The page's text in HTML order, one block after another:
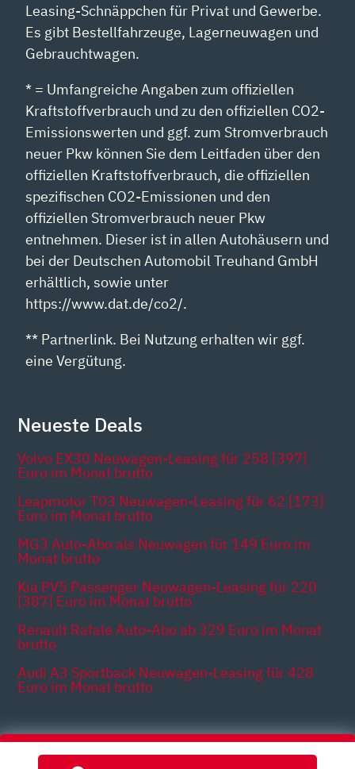
Leasing-Schnäppchen für Privat und Gewerbe.
Es gibt Bestellfahrzeuge, Lagerneuwagen und
Gebrauchtwagen.
* = Umfangreiche Angaben zum offiziellen
Kraftstoffverbrauch und zu den offiziellen CO2-
Emissionswerten und ggf. zum Stromverbrauch
neuer Pkw können Sie dem Leitfaden über den
offiziellen Kraftstoffverbrauch, die offiziellen
spezifischen CO2-Emissionen und den
offiziellen Stromverbrauch neuer Pkw
entnehmen. Dieser ist in allen Autohäusern und
bei der Deutschen Automobil Treuhand GmbH
erhältlich, sowie unter
https://www.dat.de/co2/.
** Partnerlink. Bei Nutzung erhalten wir ggf.
eine Vergütung.
Neueste Deals
Volvo EX30 Neuwagen-Leasing für 258 [397]
Euro im Monat brutto
Leapmotor T03 Neuwagen-Leasing für 62 [173]
Euro im Monat brutto
MG3 Auto-Abo als Neuwagen für 149 Euro im
Monat brutto
Kia PV5 Passenger Neuwagen-Leasing für 220
[387] Euro im Monat brutto
Renault Rafale Auto-Abo ab 329 Euro im Monat
brutto
Audi A3 Sportback Neuwagen-Leasing für 428
Euro im Monat brutto